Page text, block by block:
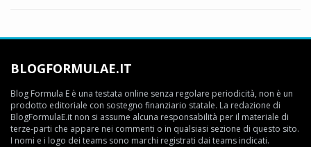
BLOGFORMULAE.IT
Blog Formula E è una testata online senza regolare periodicità, non è un
prodotto editoriale con sostegno finanziario statale. La redazione di
BlogFormulaE.it non si assume alcuna responsabilità per il materiale di
terze-parti che appare nei commenti o in qualsiasi sezione di questo sito.
I nomi e i logo dei teams sono marchi registrati dai teams indicati.